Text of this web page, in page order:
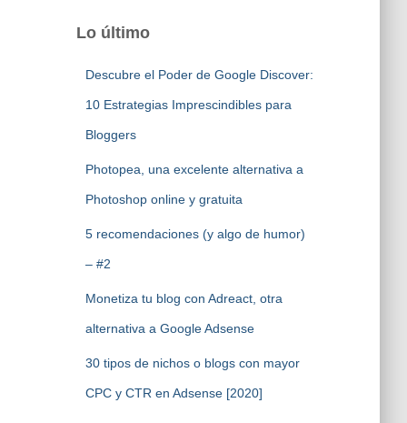
Lo último
Descubre el Poder de Google Discover:
10 Estrategias Imprescindibles para
Bloggers
Photopea, una excelente alternativa a
Photoshop online y gratuita
5 recomendaciones (y algo de humor)
– #2
Monetiza tu blog con Adreact, otra
alternativa a Google Adsense
30 tipos de nichos o blogs con mayor
CPC y CTR en Adsense [2020]